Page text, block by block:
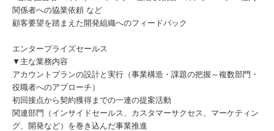
関係者への協業依頼 など
顧客要望を踏まえた開発組織へのフィードバック
エンタープライズセールス
▼主な業務内容
アカウントプランの設計と実行（事業構造・課題の把握～複数部門・
役職者へのアプローチ）
初回接点から契約獲得までの一連の提案活動
関連部門（インサイドセールス、カスタマーサクセス、マーケティン
グ、開発など）を巻き込んだ事業推進